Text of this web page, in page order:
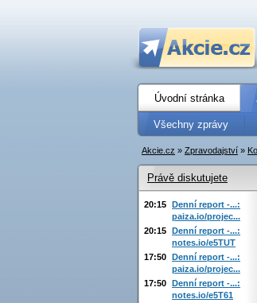
Úvodní stránka
Všechny zprávy
Akcie.cz » Zpravodajství »
Právě diskutujete
20:15 Denní report -...:
paiza.io/projec...
20:15 Denní report -...:
notes.io/e5TUT
17:50 Denní report -...:
paiza.io/projec...
17:50 Denní report -...:
notes.io/e5T61